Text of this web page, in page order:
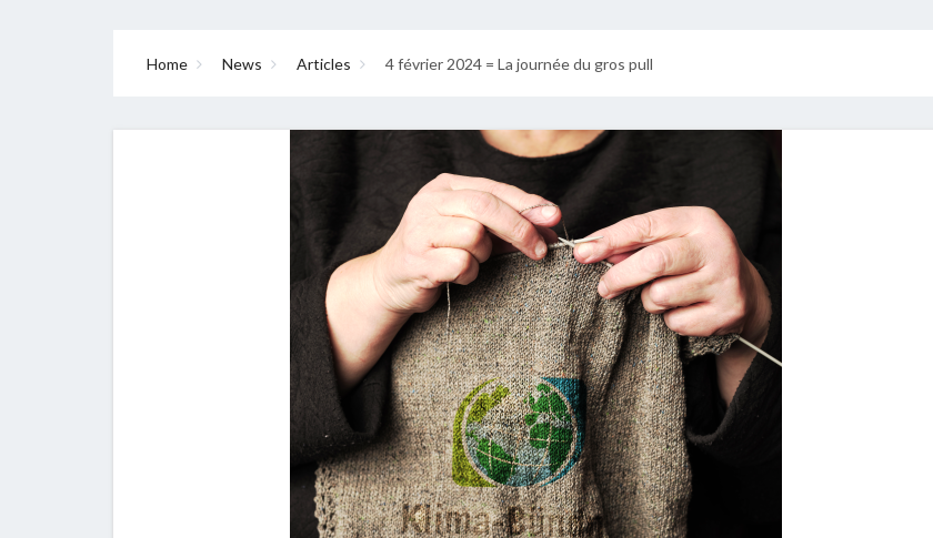
Home News Articles 4 février 2024 = La journée du gros pull